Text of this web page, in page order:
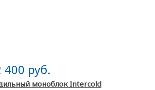
400 руб.
моноблок Intercold